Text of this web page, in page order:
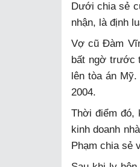
Dưới chia sẻ
nhận, là định
Vợ cũ Đàm
bất ngờ trước
lên tòa án
2004.
Thời điểm đó,
kinh doanh
Phạm chia sẻ